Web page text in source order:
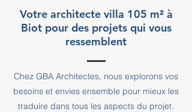
Votre architecte villa 105 m² à
Biot pour des projets qui vous
ressemblent
Chez GBA Architectes, nous explorons vos
besoins et envies ensemble pour mieux les
traduire dans tous les aspects du projet.